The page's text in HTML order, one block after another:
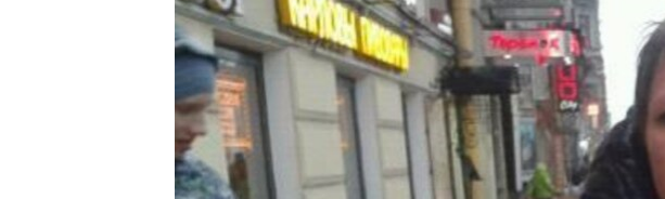
УКРАЇНСЬКА ПРОБЛЕМА КРИМУ